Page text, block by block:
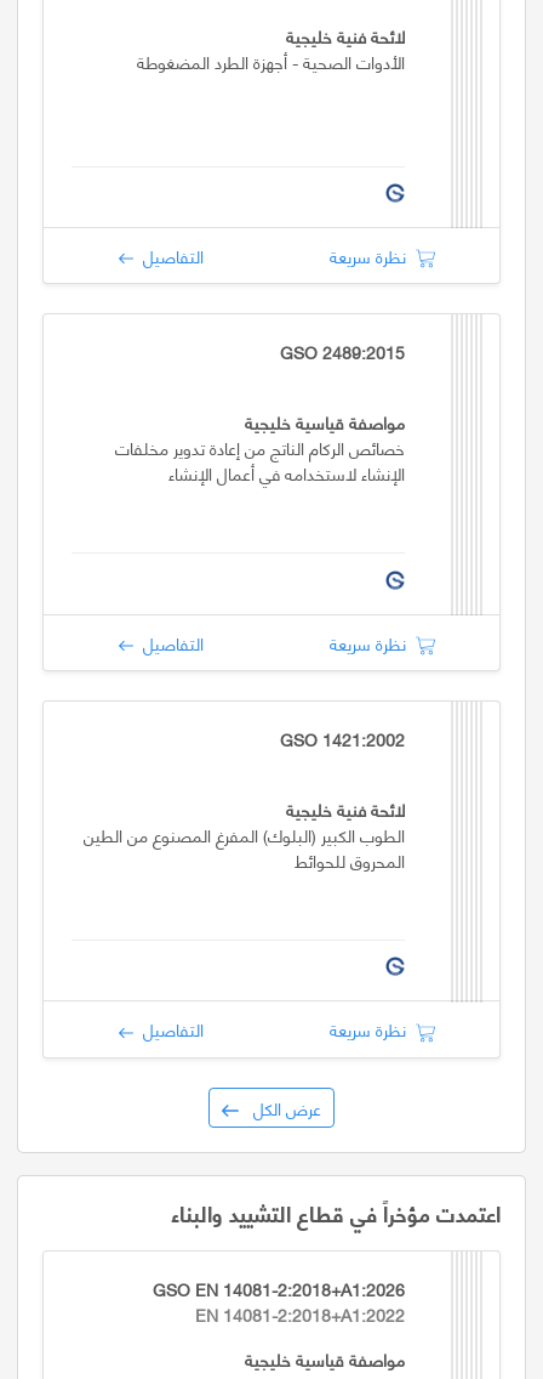
لائحة فنية خليجية
الأدوات الصحية - أجهزة الطرد المضغوطة
نظرة سريعة التفاصيل
GSO 2489:2015
مواصفة قياسية خليجية
خصائص الركام الناتج من إعادة تدوير مخلفات
الإنشاء لاستخدامه في أعمال الإنشاء
نظرة سريعة التفاصيل
GSO 1421:2002
لائحة فنية خليجية
الطوب الكبير (البلوك) المفرغ المصنوع من الطين
المحروق للحوائط
نظرة سريعة التفاصيل
عرض الكل
اعتمدت مؤخراً في قطاع التشييد والبناء
GSO EN 14081-2:2018+A1:2026
EN 14081-2:2018+A1:2022
مواصفة قياسية خليجية